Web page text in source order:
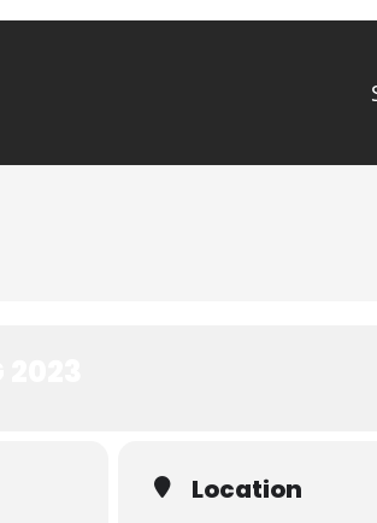
Location